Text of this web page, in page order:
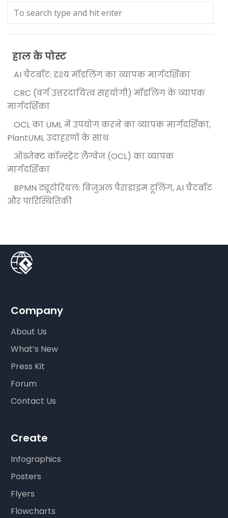
हाल के पोस्ट
AI चैटबॉट: दृश्य मॉडलिंग का व्यापक मार्गदर्शिका
CRC (वर्ग उत्तरदायित्व सहयोगी) मॉडलिंग के व्यापक
मार्गदर्शिका
OCL का UML में उपयोग करने का व्यापक मार्गदर्शिका,
PlantUML उदाहरणों के साथ
ऑब्जेक्ट कॉन्स्ट्रेंट लैंग्वेज (OCL) का व्यापक
मार्गदर्शिका
BPMN ट्यूटोरियल: विजुअल पैराडाइम टूलिंग, AI चैटबॉट
और पारिस्थितिकी
Company
About Us
What’s New
Press Kit
Forum
Contact Us
Create
Infographics
Posters
Flyers
Flowcharts